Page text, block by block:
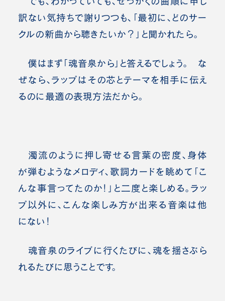
訳ない気持ちで謝りつつも、「最初に、どのサー
クルの新曲から聴きたいか？」と聞かれたら。
僕はまず「魂音泉から」と答えるでしょう。 な
ぜなら、ラップはその芯とテーマを相手に伝え
るのに最適の表現方法だから。
濁流のように押し寄せる言葉の密度、身体
が弾むようなメロディ、歌詞カードを眺めて「こ
んな事言ってたのか！」と二度と楽しめる。ラッ
プ以外に、こんな楽しみ方が出来る音楽は他
にない！
魂音泉のライブに行くたびに、魂を揺さぶら
れるたびに思うことです。